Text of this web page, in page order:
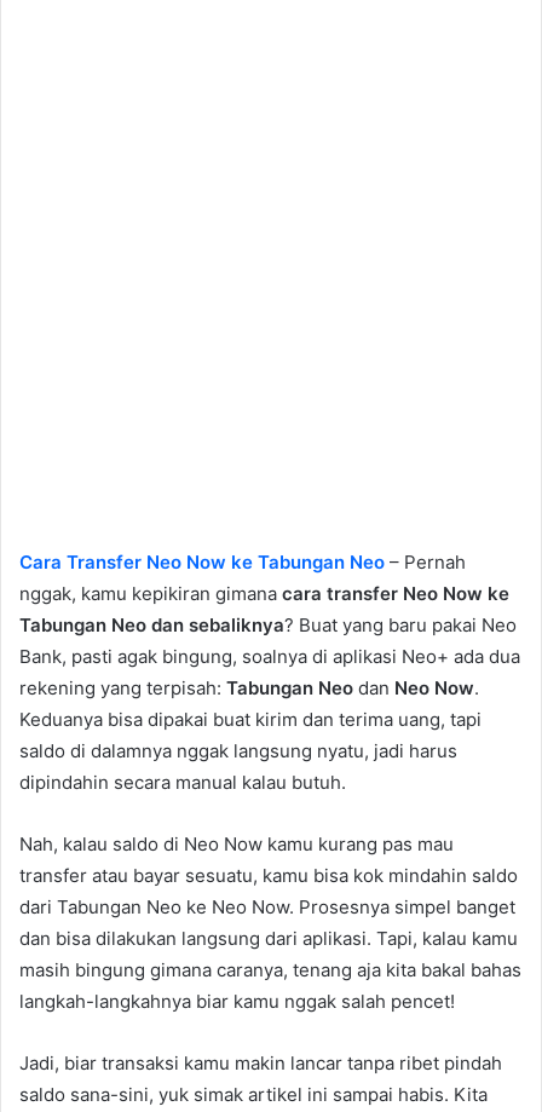
Cara Transfer Neo Now ke Tabungan Neo – Pernah
nggak, kamu kepikiran gimana cara transfer Neo Now ke
Tabungan Neo dan sebaliknya? Buat yang baru pakai Neo
Bank, pasti agak bingung, soalnya di aplikasi Neo+ ada dua
rekening yang terpisah: Tabungan Neo dan Neo Now.
Keduanya bisa dipakai buat kirim dan terima uang, tapi
saldo di dalamnya nggak langsung nyatu, jadi harus
dipindahin secara manual kalau butuh.
Nah, kalau saldo di Neo Now kamu kurang pas mau
transfer atau bayar sesuatu, kamu bisa kok mindahin saldo
dari Tabungan Neo ke Neo Now. Prosesnya simpel banget
dan bisa dilakukan langsung dari aplikasi. Tapi, kalau kamu
masih bingung gimana caranya, tenang aja kita bakal bahas
langkah-langkahnya biar kamu nggak salah pencet!
Jadi, biar transaksi kamu makin lancar tanpa ribet pindah
saldo sana-sini, yuk simak artikel ini sampai habis. Kita